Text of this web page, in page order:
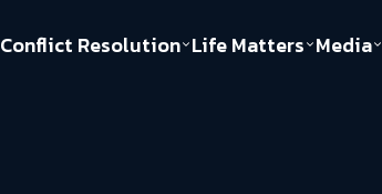
Conflict Resolution Life Matters Media